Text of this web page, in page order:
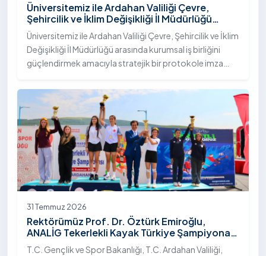
Üniversitemiz ile Ardahan Valiliği Çevre,
Şehircilik ve İklim Değişikliği İl Müdürlüğü
Arasında İş Birliği Protokolü İmzalandı
Üniversitemiz ile Ardahan Valiliği Çevre, Şehircilik ve İklim
Değişikliği İl Müdürlüğü arasında kurumsal iş birliğini
güçlendirmek amacıyla stratejik bir protokole imza
31 Temmuz 2026
Rektörümüz Prof. Dr. Öztürk Emiroğlu,
ANALİG Tekerlekli Kayak Türkiye Şampiyonası
Ödül Töreni’ne Katıldı
T.C. Gençlik ve Spor Bakanlığı, T.C. Ardahan Valiliği,